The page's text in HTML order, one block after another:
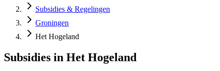
Subsidies & Regelingen
Groningen
Het Hogeland
Subsidies in Het Hogeland